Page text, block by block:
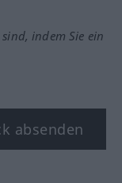
indem Sie ein
absenden